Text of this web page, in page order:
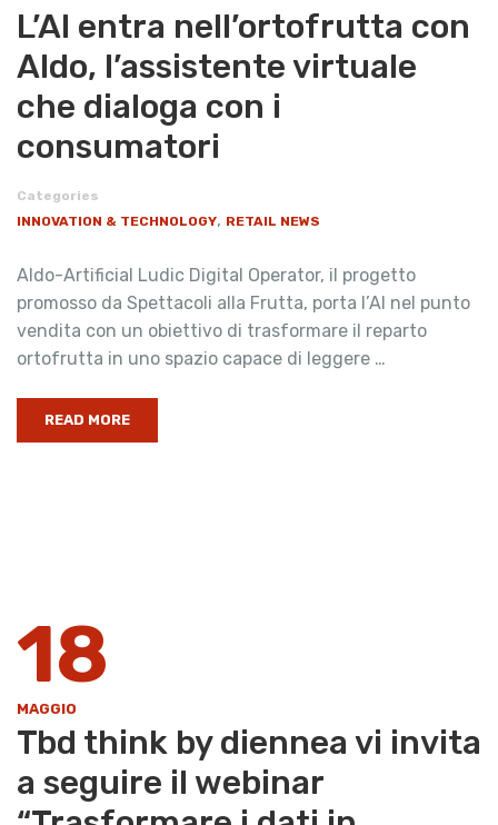
L’AI entra nell’ortofrutta con
Aldo, l’assistente virtuale
che dialoga con i
consumatori
Categories
INNOVATION & TECHNOLOGY, RETAIL NEWS
Aldo-Artificial Ludic Digital Operator, il progetto
promosso da Spettacoli alla Frutta, porta l’AI nel punto
vendita con un obiettivo di trasformare il reparto
ortofrutta in uno spazio capace di leggere …
READ MORE
18
MAGGIO
Tbd think by diennea vi invita
a seguire il webinar